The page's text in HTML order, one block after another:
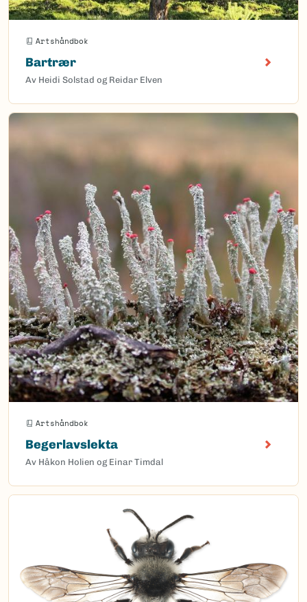
Artshåndbok
Bartrær
Av Heidi Solstad og Reidar Elven
Artshåndbok
Begerlavslekta
Av Håkon Holien og Einar Timdal